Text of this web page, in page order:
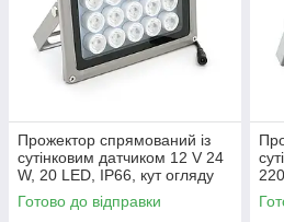
Прожектор спрямований із
сутінковим датчиком 12 V 24
W, 20 LED, IP66, кут огляду
60°, 177*138*71 мм, BOX
ЕКОБОКС
Готово до відправки
м,